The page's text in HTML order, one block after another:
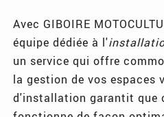
Avec GIBOIRE
équipe dédiée à l'
un service qui offre
la gestion de vos espaces
d'installation garantit que